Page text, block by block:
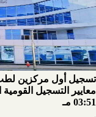
تسجيل أول مركزين
معايير التسجيل القومية
03:51 مـ